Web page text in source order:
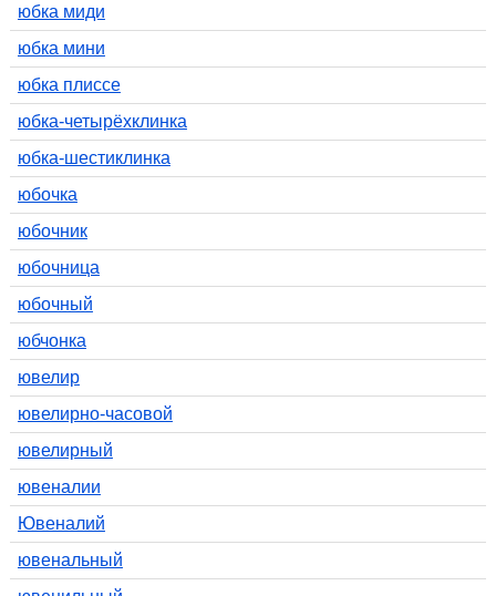
юбка миди
юбка мини
юбка плиссе
юбка-четырёхклинка
юбка-шестиклинка
юбочка
юбочник
юбочница
юбочный
юбчонка
ювелир
ювелирно-часовой
ювелирный
ювеналии
Ювеналий
ювенальный